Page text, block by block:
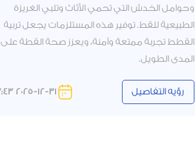
وحوامل الخدش التي تحمي الأثاث وتلبي الغريزة
الطبيعية للقط. توفير هذه المستلزمات يجعل تربية
القطط تجربة ممتعة وآمنة، ويعزز صحة القطة على
المدى الطويل.
رؤيه التفاصيل 2025-12-31 10:43:43